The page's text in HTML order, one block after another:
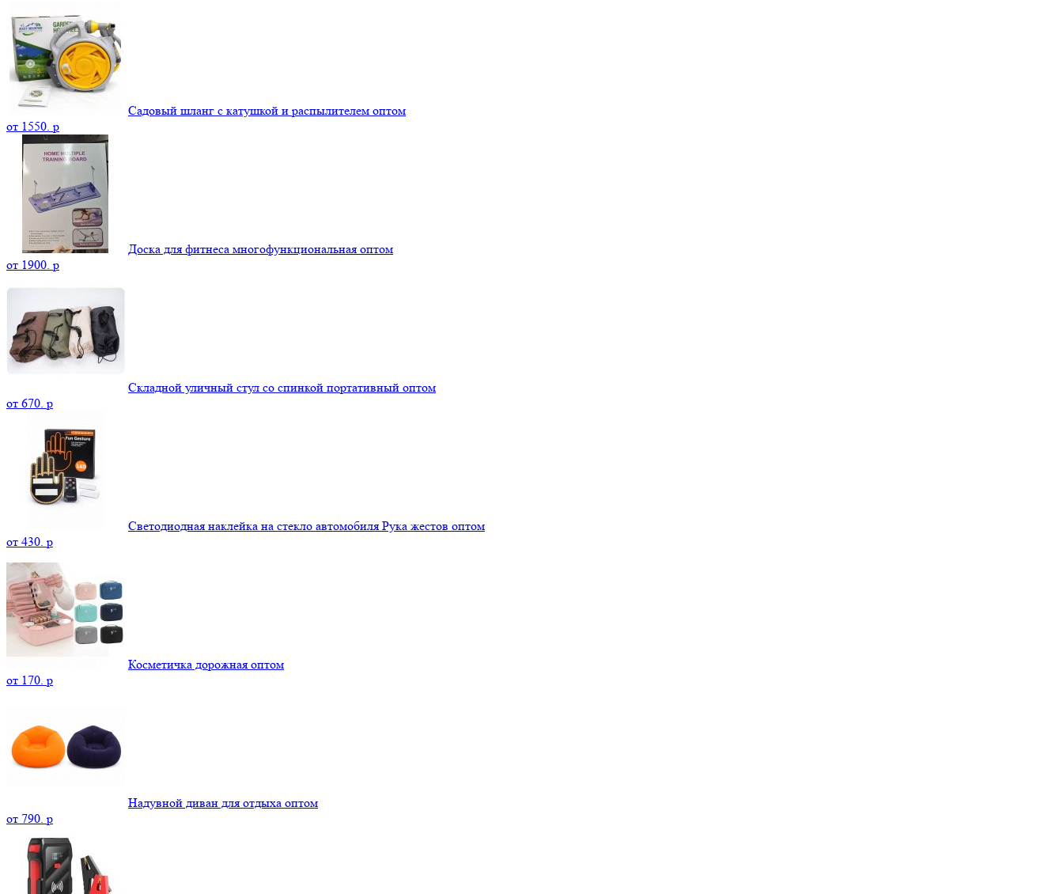
Садовый шланг с катушкой и распылителем оптом
от 1550. p
Доска для фитнеса многофункциональная оптом
от 1900. p
Складной уличный стул со спинкой портативный оптом
от 670. p
Светодиодная наклейка на стекло автомобиля Рука жестов оптом
от 430. p
Косметичка дорожная оптом
от 170. p
Надувной диван для отдыха оптом
от 790. p